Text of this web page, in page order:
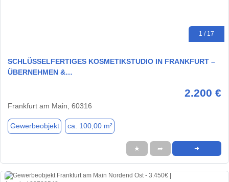
1 / 17
SCHLÜSSELFERTIGES KOSMETIKSTUDIO IN FRANKFURT –
ÜBERNEHMEN &…
2.200 €
Frankfurt am Main, 60316
Gewerbeobjekt ca. 100,00 m²
★ ➦ ➜